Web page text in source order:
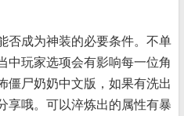
成为神装的必要条件。不单
中玩家选项会有影响每一位角
僵尸奶奶中文版，如果有洗出
享哦。可以淬炼出的属性有暴